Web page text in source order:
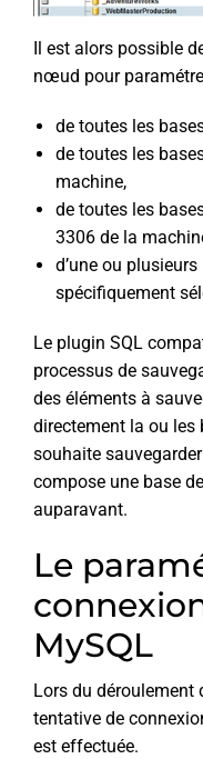
Il est alors possible
nœud pour
de toutes les
de toutes les
machine,
de toutes les
3306 de la
d’une ou
spécifiquement
Le plugin SQL
processus de
des éléments à
directement la ou les
souhaite
compose une base
auparavant.
Le
MySQL
Lors du déroulement
tentative de
est effectuée.